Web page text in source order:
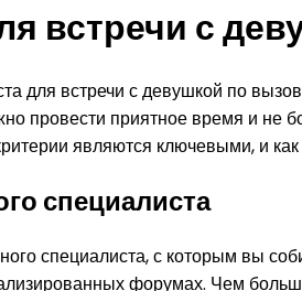
встречи с
встречи с девушкой по
провести приятное время и не
являются ключевыми, и
специалиста
специалиста, с которым вы
форумах. Чем